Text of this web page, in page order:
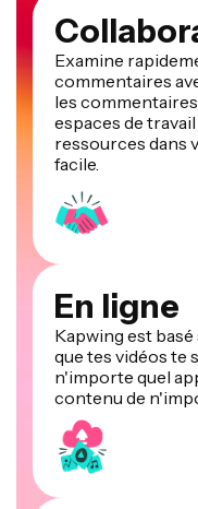
Examine
commentaires
les
espaces de
ressources dans
facile.
En ligne
Kapwing est
que tes vidéos te
n'importe quel
contenu de